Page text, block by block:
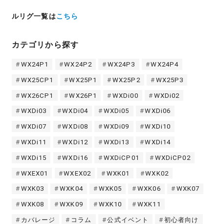
ルリグ一覧はこちら
カテゴリから探す
WX24P1 WX24P2 WX24P3 WX24P4
WX25CP1 WX25P1 WX25P2 WX25P3
WX26CP1 WX26P1 WXDi00 WXDi02
WXDi03 WXDi04 WXDi05 WXDi06
WXDi07 WXDi08 WXDi09 WXDi10
WXDi11 WXDi12 WXDi13 WXDi14
WXDi15 WXDi16 WXDiCP01 WXDiCP02
WXEX01 WXEX02 WXK01 WXK02
WXK03 WXK04 WXK05 WXK06 WXK07
WXK08 WXK09 WXK10 WXK11
カバレージ コラム 公式イベント 初心者向け